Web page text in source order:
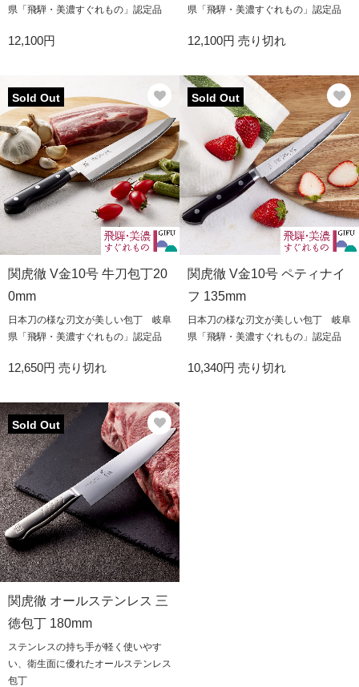
県「飛騨・美濃すぐれもの」認定品
12,100円
県「飛騨・美濃すぐれもの」認定品
12,100円 売り切れ
Sold Out
関虎徹 V金10号 牛刀包丁20
0mm
日本刀の様な刃文が美しい包丁 岐阜
県「飛騨・美濃すぐれもの」認定品
12,650円 売り切れ
Sold Out
関虎徹 V金10号 ペティナイ
フ 135mm
日本刀の様な刃文が美しい包丁 岐阜
県「飛騨・美濃すぐれもの」認定品
10,340円 売り切れ
Sold Out
関虎徹 オールステンレス 三
徳包丁 180mm
ステンレスの持ち手が軽く使いやす
い、衛生面に優れたオールステンレス
包丁